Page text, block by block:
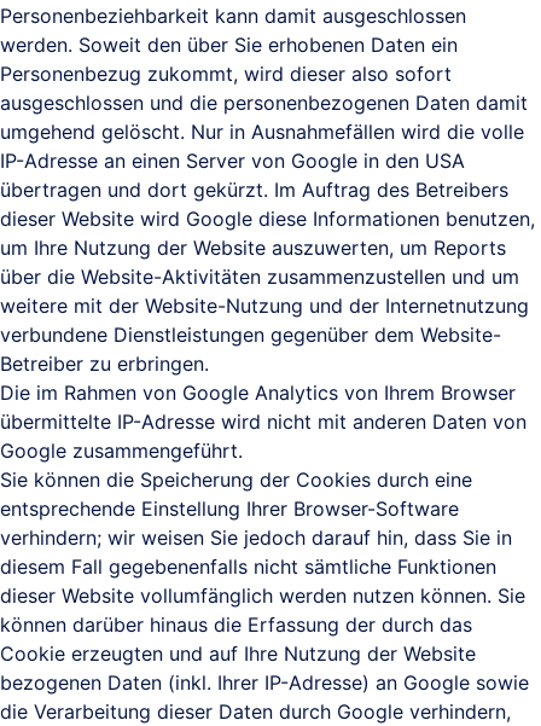
Personenbeziehbarkeit kann damit ausgeschlossen
werden. Soweit den über Sie erhobenen Daten ein
Personenbezug zukommt, wird dieser also sofort
ausgeschlossen und die personenbezogenen Daten damit
umgehend gelöscht. Nur in Ausnahmefällen wird die volle
IP-Adresse an einen Server von Google in den USA
übertragen und dort gekürzt. Im Auftrag des Betreibers
dieser Website wird Google diese Informationen benutzen,
um Ihre Nutzung der Website auszuwerten, um Reports
über die Website-Aktivitäten zusammenzustellen und um
weitere mit der Website-Nutzung und der Internetnutzung
verbundene Dienstleistungen gegenüber dem Website-
Betreiber zu erbringen.
Die im Rahmen von Google Analytics von Ihrem Browser
übermittelte IP-Adresse wird nicht mit anderen Daten von
Google zusammengeführt.
Sie können die Speicherung der Cookies durch eine
entsprechende Einstellung Ihrer Browser-Software
verhindern; wir weisen Sie jedoch darauf hin, dass Sie in
diesem Fall gegebenenfalls nicht sämtliche Funktionen
dieser Website vollumfänglich werden nutzen können. Sie
können darüber hinaus die Erfassung der durch das
Cookie erzeugten und auf Ihre Nutzung der Website
bezogenen Daten (inkl. Ihrer IP-Adresse) an Google sowie
die Verarbeitung dieser Daten durch Google verhindern,